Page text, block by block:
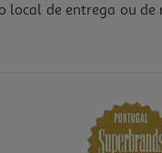
local de entrega ou